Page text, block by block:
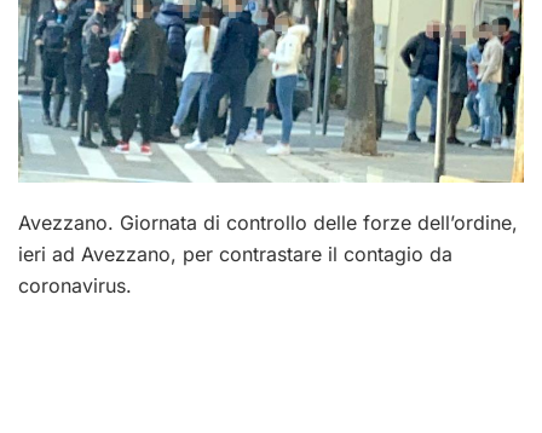
Avezzano. Giornata di controllo delle forze dell’ordine,
ieri ad Avezzano, per contrastare il contagio da
coronavirus.